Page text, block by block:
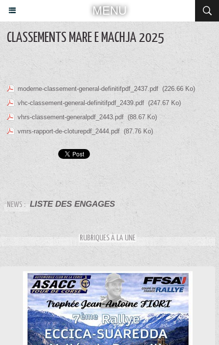
MENU
CLASSEMENTS MARE E MACHJA 2025
moderne-classement-general-definitifpdf_2437.pdf (226.66 Ko)
vhc-classement-general-definitifpdf_2439.pdf (247.67 Ko)
vhrs-classement-generalpdf_2443.pdf (88.67 Ko)
vmrs-rapport-de-cloturepdf_2444.pdf (87.76 Ko)
NEWS : ECCICA-SUARELLA 2026 - Trophée Jean-Antoin
e FIORI - VALLEE DU PRUNELLI
RUBRIQUES À LA UNE